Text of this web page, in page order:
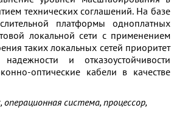
технических соглашений. На базе
платформы одноплатных
локальной сети с применением
таких локальных сетей приоритет
и отказоустойчивости
оптические кабели в качестве
система, процессор,